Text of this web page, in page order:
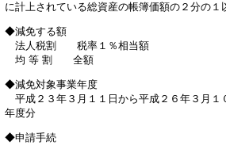
に計上されている総資産の帳簿価額の２分の１
◆減免する額
法人税割 税率１％相当額
均 等 割 全額
◆減免対象事業年度
平成２３年３月１１日から平成２６年３月１
年度分
◆申請手続